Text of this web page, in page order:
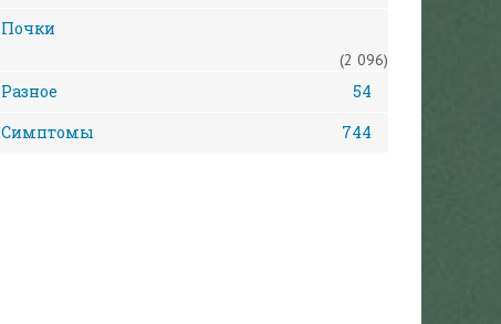
Почки
(2 096)
Разное
54
Симптомы
744